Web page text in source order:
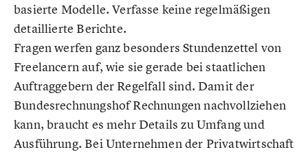
basierte Modelle. Verfasse keine regelmäßigen
detaillierte Berichte.
Fragen werfen ganz besonders Stundenzettel von
Freelancern auf, wie sie gerade bei staatlichen
Auftraggebern der Regelfall sind. Damit der
Bundesrechnungshof Rechnungen nachvollziehen
kann, braucht es mehr Details zu Umfang und
Ausführung. Bei Unternehmen der Privatwirtschaft